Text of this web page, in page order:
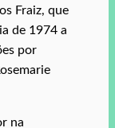
Fraiz, que
de 1974 a
por
na